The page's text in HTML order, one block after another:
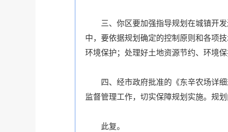
三、你区要加强指导规划在城镇开
中，要依据规划确定的控制原则和各项
环境保护；处理好土地资源节约、环境保
四、经市政府批准的《东辛农场详
监督管理工作，切实保障规划实施。规
此复。